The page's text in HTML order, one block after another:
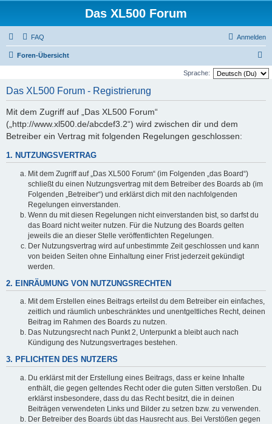
Das XL500 Forum
FAQ Anmelden
Foren-Übersicht
u
Sprache:
Das XL500 Forum - Registrierung
Mit dem Zugriff auf „Das XL500 Forum“
(„http://www.xl500.de/abcdef3.2“) wird zwischen dir und dem
Betreiber ein Vertrag mit folgenden Regelungen geschlossen:
1. NUTZUNGSVERTRAG
Mit dem Zugriff auf „Das XL500 Forum“ (im Folgenden „das Board“)
schließt du einen Nutzungsvertrag mit dem Betreiber des Boards ab (im
Folgenden „Betreiber“) und erklärst dich mit den nachfolgenden
Regelungen einverstanden.
Wenn du mit diesen Regelungen nicht einverstanden bist, so darfst du
das Board nicht weiter nutzen. Für die Nutzung des Boards gelten
jeweils die an dieser Stelle veröffentlichten Regelungen.
Der Nutzungsvertrag wird auf unbestimmte Zeit geschlossen und kann
von beiden Seiten ohne Einhaltung einer Frist jederzeit gekündigt
werden.
2. EINRÄUMUNG VON NUTZUNGSRECHTEN
Mit dem Erstellen eines Beitrags erteilst du dem Betreiber ein einfaches,
zeitlich und räumlich unbeschränktes und unentgeltliches Recht, deinen
Beitrag im Rahmen des Boards zu nutzen.
Das Nutzungsrecht nach Punkt 2, Unterpunkt a bleibt auch nach
Kündigung des Nutzungsvertrages bestehen.
3. PFLICHTEN DES NUTZERS
Du erklärst mit der Erstellung eines Beitrags, dass er keine Inhalte
enthält, die gegen geltendes Recht oder die guten Sitten verstoßen. Du
erklärst insbesondere, dass du das Recht besitzt, die in deinen
Beiträgen verwendeten Links und Bilder zu setzen bzw. zu verwenden.
Der Betreiber des Boards übt das Hausrecht aus. Bei Verstößen gegen